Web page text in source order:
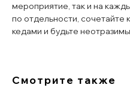
мероприятие, так и на
по отдельности, сочетайте
кедами и будьте
Смотрите также